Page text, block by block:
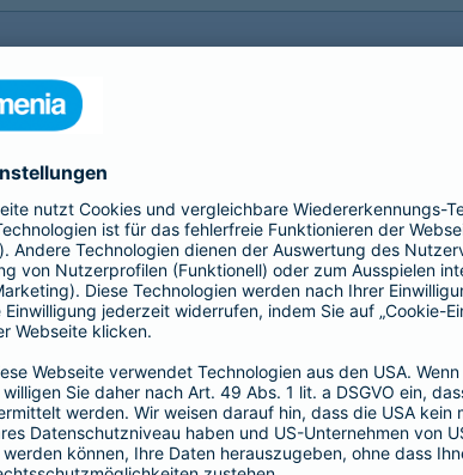
Fahrradversicherung im Detail